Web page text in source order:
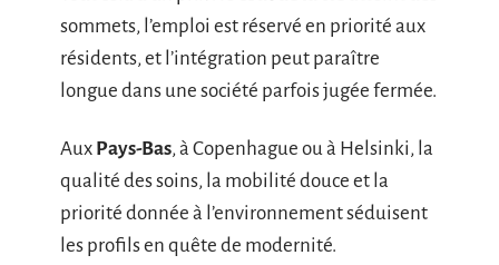
sommets, l’emploi est réservé en priorité aux
résidents, et l’intégration peut paraître
longue dans une société parfois jugée fermée.
Aux Pays-Bas, à Copenhague ou à Helsinki, la
qualité des soins, la mobilité douce et la
priorité donnée à l’environnement séduisent
les profils en quête de modernité.